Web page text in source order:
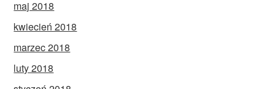
maj 2018
kwiecień 2018
marzec 2018
luty 2018